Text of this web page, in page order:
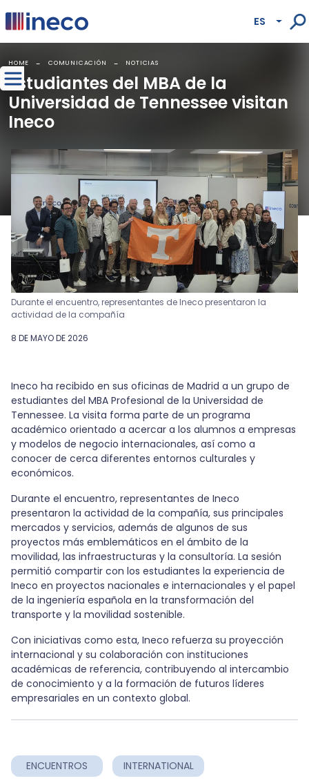
Pasar al contenido principal ES Lista
HOME COMUNICACIÓN NOTICIAS
Estudiantes del MBA de la
Universidad de Tennessee visitan
Ineco
Durante el encuentro, representantes de Ineco presentaron la
actividad de la compañía
8 DE MAYO DE 2026
Ineco ha recibido en sus oficinas de Madrid a un grupo de
estudiantes del MBA Profesional de la Universidad de
Tennessee. La visita forma parte de un programa
académico orientado a acercar a los alumnos a empresas
y modelos de negocio internacionales, así como a
conocer de cerca diferentes entornos culturales y
económicos.
Durante el encuentro, representantes de Ineco
presentaron la actividad de la compañía, sus principales
mercados y servicios, además de algunos de sus
proyectos más emblemáticos en el ámbito de la
movilidad, las infraestructuras y la consultoría. La sesión
permitió compartir con los estudiantes la experiencia de
Ineco en proyectos nacionales e internacionales y el papel
de la ingeniería española en la transformación del
transporte y la movilidad sostenible.
Con iniciativas como esta, Ineco refuerza su proyección
internacional y su colaboración con instituciones
académicas de referencia, contribuyendo al intercambio
de conocimiento y a la formación de futuros líderes
empresariales en un contexto global.
ENCUENTROS INTERNATIONAL